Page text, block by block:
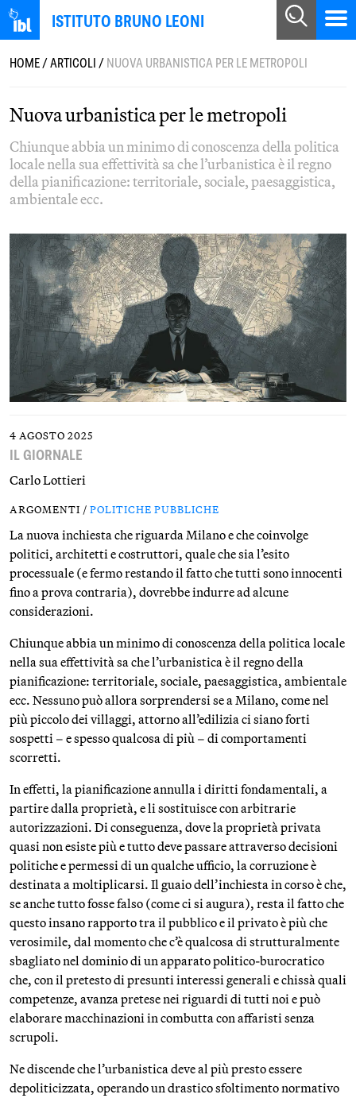
ISTITUTO BRUNO LEONI
HOME/ARTICOLI/NUOVA URBANISTICA PER LE METROPOLI
Nuova urbanistica per le metropoli
Chiunque abbia un minimo di conoscenza della politica
locale nella sua effettività sa che l’urbanistica è il regno
della pianificazione: territoriale, sociale, paesaggistica,
ambientale ecc.
4 AGOSTO 2025
IL GIORNALE
Carlo Lottieri
ARGOMENTI / POLITICHE PUBBLICHE
La nuova inchiesta che riguarda Milano e che coinvolge
politici, architetti e costruttori, quale che sia l’esito
processuale (e fermo restando il fatto che tutti sono innocenti
fino a prova contraria), dovrebbe indurre ad alcune
considerazioni.
Chiunque abbia un minimo di conoscenza della politica locale
nella sua effettività sa che l’urbanistica è il regno della
pianificazione: territoriale, sociale, paesaggistica, ambientale
ecc. Nessuno può allora sorprendersi se a Milano, come nel
più piccolo dei villaggi, attorno all’edilizia ci siano forti
sospetti – e spesso qualcosa di più – di comportamenti
scorretti.
In effetti, la pianificazione annulla i diritti fondamentali, a
partire dalla proprietà, e li sostituisce con arbitrarie
autorizzazioni. Di conseguenza, dove la proprietà privata
quasi non esiste più e tutto deve passare attraverso decisioni
politiche e permessi di un qualche ufficio, la corruzione è
destinata a moltiplicarsi. Il guaio dell’inchiesta in corso è che,
se anche tutto fosse falso (come ci si augura), resta il fatto che
questo insano rapporto tra il pubblico e il privato è più che
verosimile, dal momento che c’è qualcosa di strutturalmente
sbagliato nel dominio di un apparato politico-burocratico
che, con il pretesto di presunti interessi generali e chissà quali
competenze, avanza pretese nei riguardi di tutti noi e può
elaborare macchinazioni in combutta con affaristi senza
scrupoli.
Ne discende che l’urbanistica deve al più presto essere
depoliticizzata, operando un drastico sfoltimento normativo